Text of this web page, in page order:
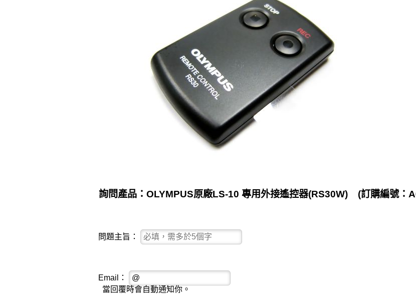
詢問產品：OLYMPUS原廠LS-10 專用外接遙控器(RS30W) (訂購編號：
問題主旨：
Email：
當回覆時會自動通知你。